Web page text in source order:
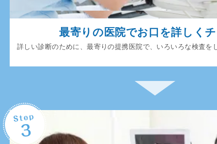
最寄りの医院でお口を詳しく
詳しい診断のために、最寄りの提携医院で、いろいろな検査を